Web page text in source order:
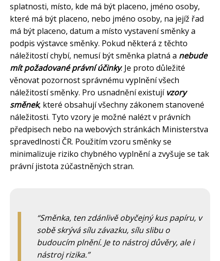
splatnosti, místo, kde má být placeno, jméno osoby,
které má být placeno, nebo jméno osoby, na jejíž řad
má být placeno, datum a místo vystavení směnky a
podpis výstavce směnky. Pokud některá z těchto
náležitostí chybí, nemusí být směnka platná a nebude
mít požadované právní účinky. Je proto důležité
věnovat pozornost správnému vyplnění všech
náležitostí směnky. Pro usnadnění existují vzory
směnek, které obsahují všechny zákonem stanovené
náležitosti. Tyto vzory je možné nalézt v právních
předpisech nebo na webových stránkách Ministerstva
spravedlnosti ČR. Použitím vzoru směnky se
minimalizuje riziko chybného vyplnění a zvyšuje se tak
právní jistota zúčastněných stran.
Směnka, ten zdánlivě obyčejný kus papíru, v
sobě skrývá sílu závazku, sílu slibu o
budoucím plnění. Je to nástroj důvěry, ale i
nástroj rizika.